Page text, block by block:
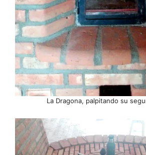
La Dragona, palpitando su